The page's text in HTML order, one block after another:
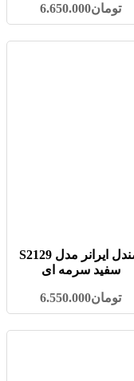
تومان6.650.000
صندل ایرانر مدل S2129
سفید سرمه ای
تومان6.550.000